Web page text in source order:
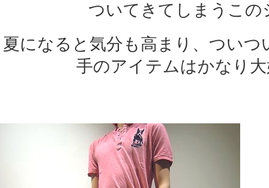
ついてきてしまうこの
夏になると気分も高まり、つい
手のアイテムはかなり